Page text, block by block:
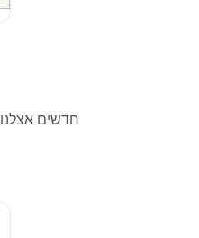
חדשים